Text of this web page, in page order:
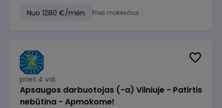
Nuo 1280 €/mėn. Prieš mokesčius
prieš 4 val.
Apsaugos darbuotojas (-a) Vilniuje - Patirtis
nebūtina - Apmokome!